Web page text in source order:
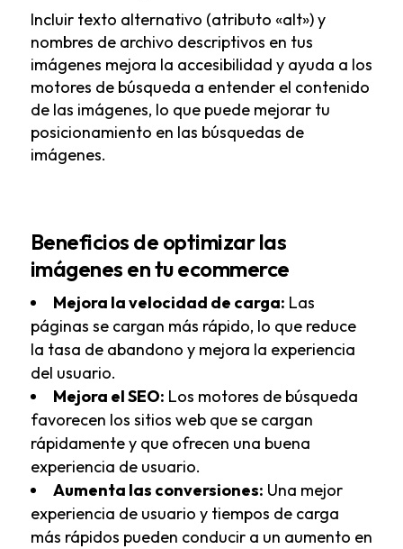
Incluir texto alternativo (atributo «alt») y
nombres de archivo descriptivos en tus
imágenes mejora la accesibilidad y ayuda a los
motores de búsqueda a entender el contenido
de las imágenes, lo que puede mejorar tu
posicionamiento en las búsquedas de
imágenes.
Beneficios de optimizar las
imágenes en tu ecommerce
Mejora la velocidad de carga: Las
páginas se cargan más rápido, lo que reduce
la tasa de abandono y mejora la experiencia
del usuario.
Mejora el SEO: Los motores de búsqueda
favorecen los sitios web que se cargan
rápidamente y que ofrecen una buena
experiencia de usuario.
Aumenta las conversiones: Una mejor
experiencia de usuario y tiempos de carga
más rápidos pueden conducir a un aumento en